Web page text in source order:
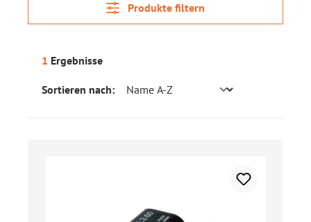
Produkte filtern
1 Ergebnisse
Sortieren nach: